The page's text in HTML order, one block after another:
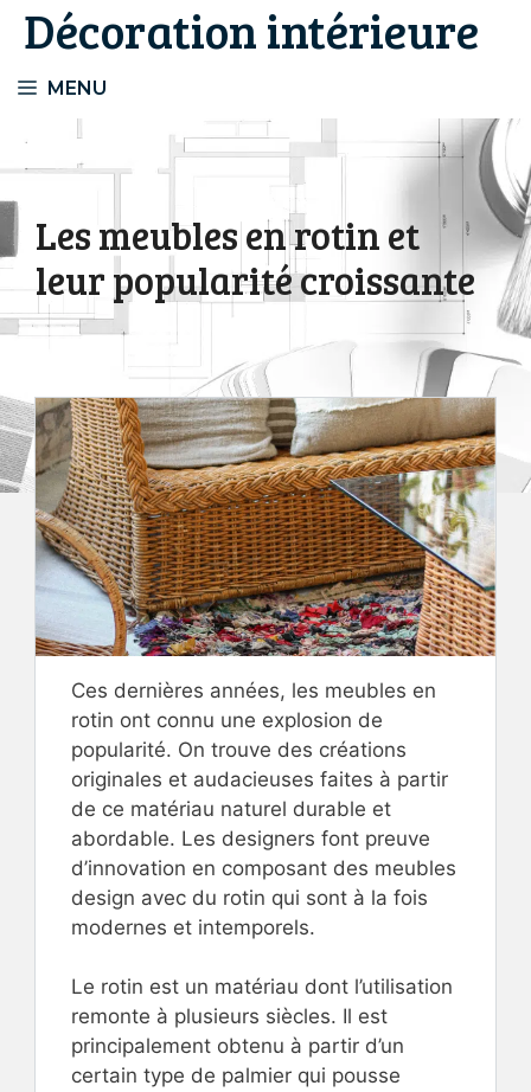
AllerDécoration intérieure
MENU
Les meubles en rotin et
leur popularité croissante
Ces dernières années, les meubles en
rotin ont connu une explosion de
popularité. On trouve des créations
originales et audacieuses faites à partir
de ce matériau naturel durable et
abordable. Les designers font preuve
d’innovation en composant des meubles
design avec du rotin qui sont à la fois
modernes et intemporels.
Le rotin est un matériau dont l’utilisation
remonte à plusieurs siècles. Il est
principalement obtenu à partir d’un
certain type de palmier qui pousse